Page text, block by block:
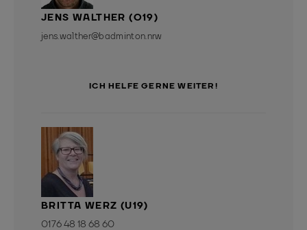
JENS WALTHER (O19)
jens.walther@badminton.nrw
ICH HELFE GERNE WEITER!
BRITTA WERZ (U19)
0176 48 18 68 60